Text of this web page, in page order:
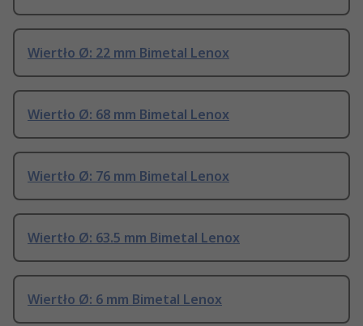
Wiertło Ø: 22 mm Bimetal Lenox
Wiertło Ø: 68 mm Bimetal Lenox
Wiertło Ø: 76 mm Bimetal Lenox
Wiertło Ø: 63.5 mm Bimetal Lenox
Wiertło Ø: 6 mm Bimetal Lenox